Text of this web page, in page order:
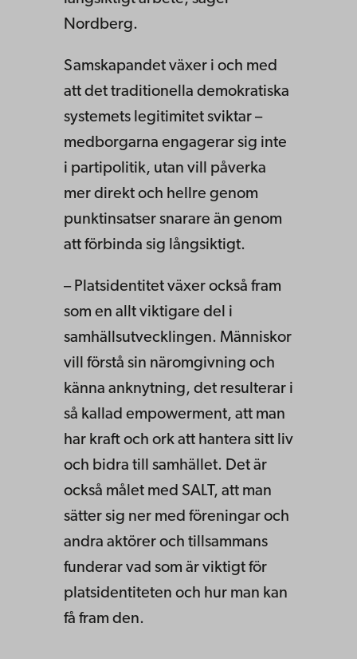
Nordberg.
Samskapandet växer i och med
att det traditionella demokratiska
systemets legitimitet sviktar –
medborgarna engagerar sig inte
i partipolitik, utan vill påverka
mer direkt och hellre genom
punktinsatser snarare än genom
att förbinda sig långsiktigt.
– Platsidentitet växer också fram
som en allt viktigare del i
samhällsutvecklingen. Människor
vill förstå sin näromgivning och
känna anknytning, det resulterar i
så kallad empowerment, att man
har kraft och ork att hantera sitt liv
och bidra till samhället. Det är
också målet med SALT, att man
sätter sig ner med föreningar och
andra aktörer och tillsammans
funderar vad som är viktigt för
platsidentiteten och hur man kan
få fram den.